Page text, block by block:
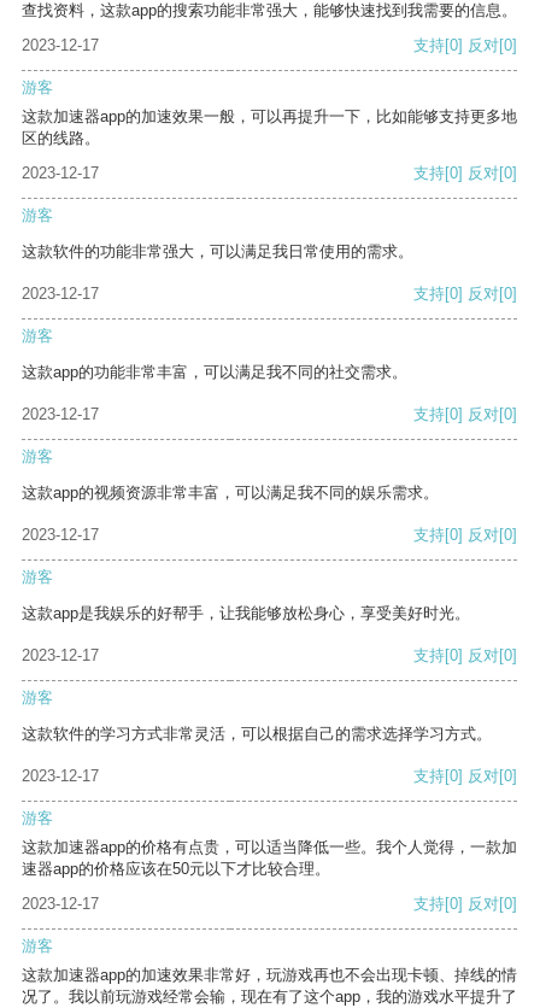
查找资料，这款app的搜索功能非常强大，能够快速找到我需要的信息。
2023-12-17
支持[0] 反对[0]
游客
这款加速器app的加速效果一般，可以再提升一下，比如能够支持更多地
区的线路。
2023-12-17
支持[0] 反对[0]
游客
这款软件的功能非常强大，可以满足我日常使用的需求。
2023-12-17 支持[0] 反对[0]
游客
这款app的功能非常丰富，可以满足我不同的社交需求。
2023-12-17 支持[0] 反对[0]
游客
这款app的视频资源非常丰富，可以满足我不同的娱乐需求。
2023-12-17 支持[0] 反对[0]
游客
这款app是我娱乐的好帮手，让我能够放松身心，享受美好时光。
2023-12-17 支持[0] 反对[0]
游客
这款软件的学习方式非常灵活，可以根据自己的需求选择学习方式。
2023-12-17 支持[0] 反对[0]
游客
这款加速器app的价格有点贵，可以适当降低一些。我个人觉得，一款加
速器app的价格应该在50元以下才比较合理。
2023-12-17
支持[0] 反对[0]
游客
这款加速器app的加速效果非常好，玩游戏再也不会出现卡顿、掉线的情
况了。我以前玩游戏经常会输，现在有了这个app，我的游戏水平提升了